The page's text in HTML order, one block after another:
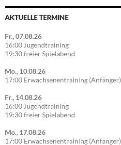
AKTUELLE TERMINE
Fr., 07.08.26
16:00 Jugendtraining
19:30 freier Spielabend
Mo., 10.08.26
17:00 Erwachsenentraining (Anfänger)
Fr., 14.08.26
16:00 Jugendtraining
19:30 freier Spielabend
Mo., 17.08.26
17:00 Erwachsenentraining (Anfänger)